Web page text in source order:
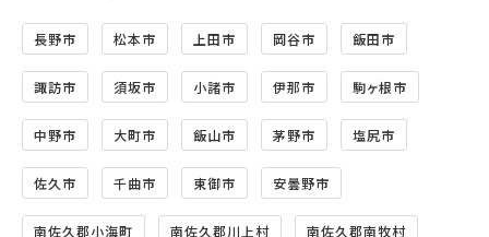
長野市 松本市 上田市 岡谷市 飯田市
諏訪市 須坂市 小諸市 伊那市 駒ヶ根市
中野市 大町市 飯山市 茅野市 塩尻市
佐久市 千曲市 東御市 安曇野市
南佐久郡小海町 南佐久郡川上村 南佐久郡南牧村